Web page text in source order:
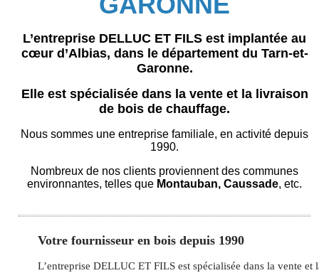
L’entreprise DELLUC ET FILS est implantée au
cœur d’Albias, dans le département du Tarn-et-
Garonne.
Elle est spécialisée dans la vente et la livraison
de bois de chauffage.
Nous sommes une entreprise familiale, en activité depuis
1990.
Nombreux de nos clients proviennent des communes
environnantes, telles que Montauban, Caussade, etc.
Votre fournisseur en bois depuis 1990
L’entreprise DELLUC ET FILS est spécialisée dans la vente et